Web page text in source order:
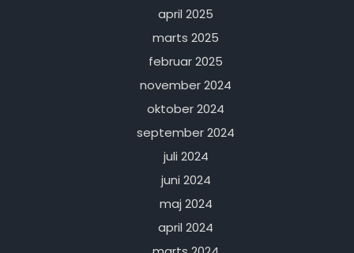
april 2025
marts 2025
februar 2025
november 2024
oktober 2024
september 2024
juli 2024
juni 2024
maj 2024
april 2024